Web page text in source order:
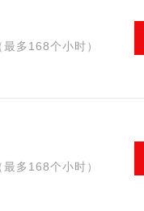
多168个小时）
多168个小时）